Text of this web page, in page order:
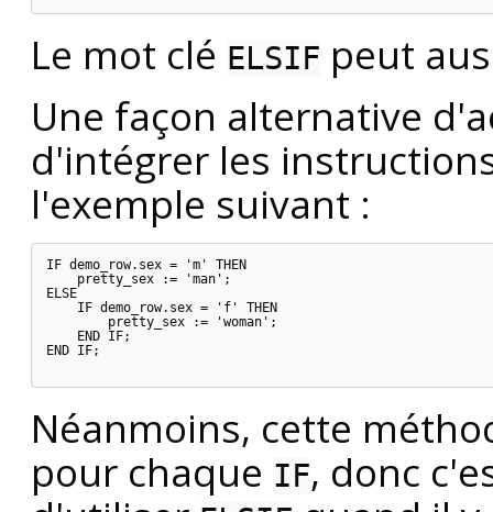
Le mot clé ELSIF peut
Une façon alternative
d'intégrer les
l'exemple suivant :
IF demo_row.sex = 'm' THEN
    pretty_sex := 'man';
ELSE
    IF demo_row.sex = 'f' THEN
        pretty_sex := 'woman';
    END IF;
END IF;
Néanmoins, cette
pour chaque IF, donc